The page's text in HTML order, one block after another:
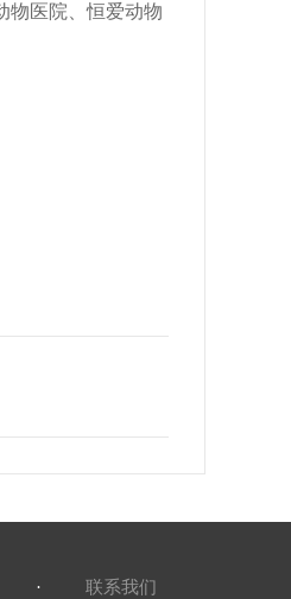
物医院、恒爱动物
· 联系我们